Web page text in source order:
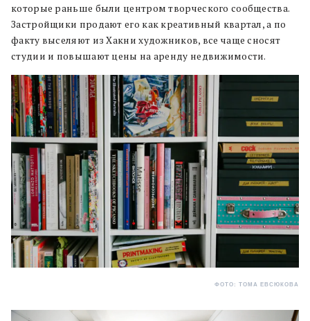
которые раньше были центром творческого сообщества.
Застройщики продают его как креативный квартал, а по
факту выселяют из Хакни художников, все чаще сносят
студии и повышают цены на аренду недвижимости.
ФОТО: ТОМА ЕВСЮКОВА